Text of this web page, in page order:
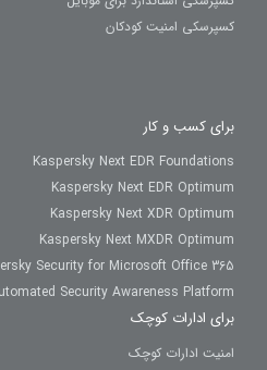
کسپرسکی امنیت کودکان
برای کسب و کار
Kaspersky Next EDR Foundations
Kaspersky Next EDR Optimum
Kaspersky Next XDR Optimum
Kaspersky Next MXDR Optimum
Security for Microsoft Office 365
Security Awareness Platform
برای ادارات کوچک
امنیت ادارات کوچک